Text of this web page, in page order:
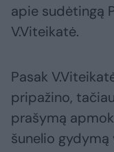
apie sudėtingą
V.Viteikatė.
Pasak
pripažino,
prašymą
šunelio